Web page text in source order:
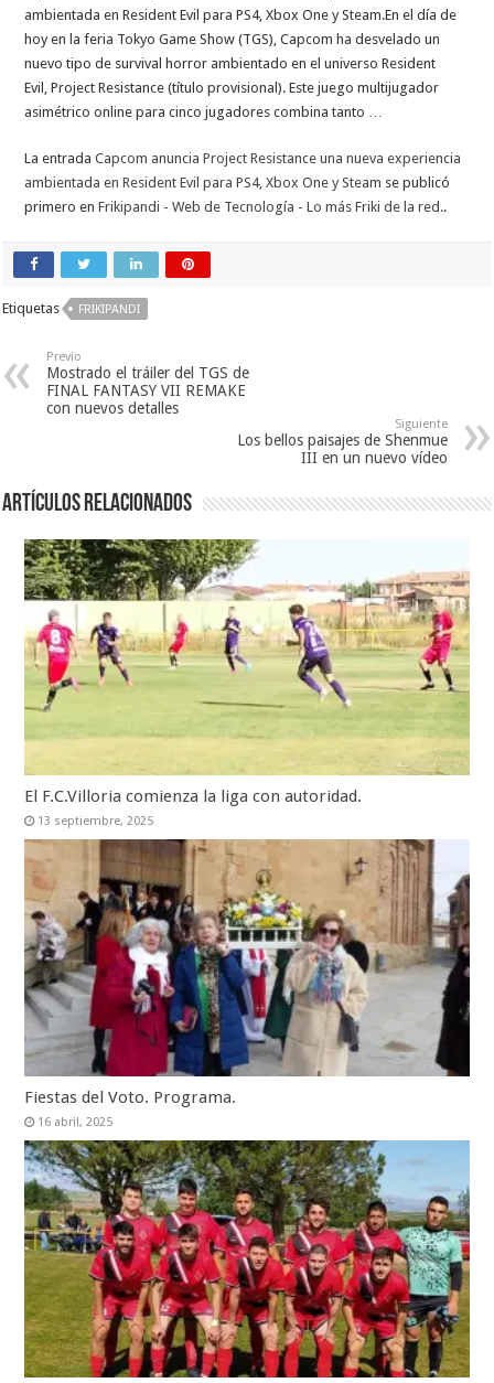
ambientada en Resident Evil para PS4, Xbox One y Steam.En el día de
hoy en la feria Tokyo Game Show (TGS), Capcom ha desvelado un
nuevo tipo de survival horror ambientado en el universo Resident
Evil, Project Resistance (título provisional). Este juego multijugador
asimétrico online para cinco jugadores combina tanto …
La entradaCapcom anuncia Project Resistance una nueva experiencia
ambientada en Resident Evil para PS4, Xbox One y Steam se publicó
primero enFrikipandi - Web de Tecnología - Lo más Friki de la red..
Etiquetas FRIKIPANDI
Previo
Mostrado el tráiler del TGS de
FINAL FANTASY VII REMAKE
con nuevos detalles
Siguiente
Los bellos paisajes de Shenmue
III en un nuevo vídeo
Artículos relacionados
El F.C.Villoria comienza la liga con autoridad.
13 septiembre, 2025
Fiestas del Voto. Programa.
16 abril, 2025